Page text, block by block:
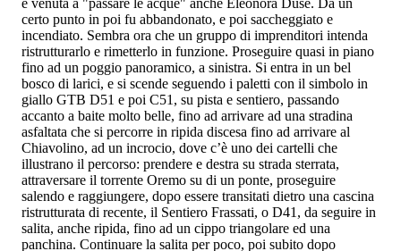
è venuta a "passare le acque" anche Eleonora Duse. Da un
certo punto in poi fu abbandonato, e poi saccheggiato e
incendiato. Sembra ora che un gruppo di imprenditori intenda
ristrutturarlo e rimetterlo in funzione. Proseguire quasi in piano
fino ad un poggio panoramico, a sinistra. Si entra in un bel
bosco di larici, e si scende seguendo i paletti con il simbolo in
giallo GTB D51 e poi C51, su pista e sentiero, passando
accanto a baite molto belle, fino ad arrivare ad una stradina
asfaltata che si percorre in ripida discesa fino ad arrivare al
Chiavolino, ad un incrocio, dove c’è uno dei cartelli che
illustrano il percorso: prendere e destra su strada sterrata,
attraversare il torrente Oremo su di un ponte, proseguire
salendo e raggiungere, dopo essere transitati dietro una cascina
ristrutturata di recente, il Sentiero Frassati, o D41, da seguire in
salita, anche ripida, fino ad un cippo triangolare ed una
panchina. Continuare la salita per poco, poi subito dopo